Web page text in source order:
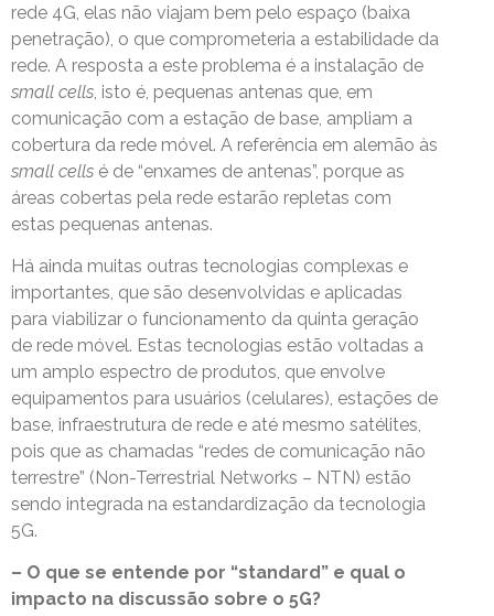
rede 4G, elas não viajam bem pelo espaço (baixa
penetração), o que comprometeria a estabilidade da
rede. A resposta a este problema é a instalação de
small cells , isto é, pequenas antenas que, em
comunicação com a estação de base, ampliam a
cobertura da rede móvel. A referência em alemão às
small cells é de “enxames de antenas”, porque as
áreas cobertas pela rede estarão repletas com
estas pequenas antenas.
Há ainda muitas outras tecnologias complexas e
importantes, que são desenvolvidas e aplicadas
para viabilizar o funcionamento da quinta geração
de rede móvel. Estas tecnologias estão voltadas a
um amplo espectro de produtos, que envolve
equipamentos para usuários (celulares), estações de
base, infraestrutura de rede e até mesmo satélites,
pois que as chamadas “redes de comunicação não
terrestre” (Non-Terrestrial Networks – NTN) estão
sendo integrada na estandardização da tecnologia
5G.
– O que se entende por “standard” e qual o
impacto na discussão sobre o 5G?